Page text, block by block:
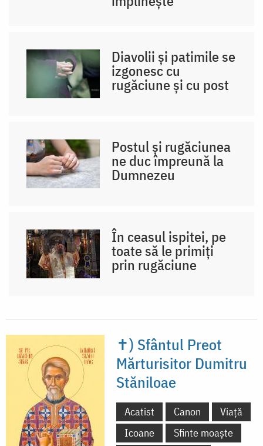
Diavolii și patimile se
izgonesc cu
rugăciune și cu post
Postul și rugăciunea
ne duc împreună la
Dumnezeu
În ceasul ispitei, pe
toate să le primiți
prin rugăciune
✝) Sfântul Preot
Mărturisitor Dumitru
Stăniloae
Acatist Canon
Viață
Icoane
Sfinte moaște